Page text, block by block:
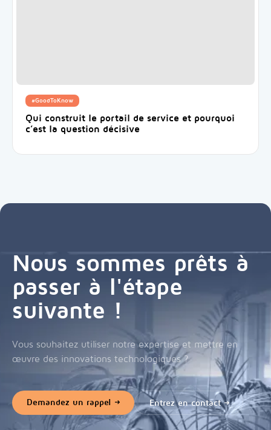
#GoodToKnow
Qui construit le portail de service et pourquoi
c’est la question décisive
Nous sommes prêts à
passer à l'étape
suivante !
Vous souhaitez utiliser notre expertise et mettre en
œuvre des innovations technologiques ?
Demandez un rappel Entrez en contact